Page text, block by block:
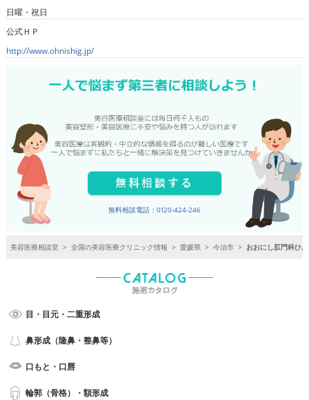
日曜・祝日
公式ＨＰ
http://www.ohnishig.jp/
無料相談電話：0120-424-246
美容医療相談室 > 全国の美容医療クリニック情報 > 愛媛県 > 今治市 > おおにし肛門科ひ
目・目元・二重形成
鼻形成（隆鼻・整鼻等）
口もと・口唇
輪郭（骨格）・額形成